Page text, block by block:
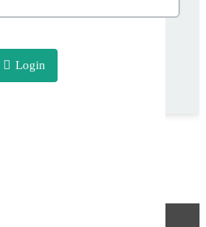
Login